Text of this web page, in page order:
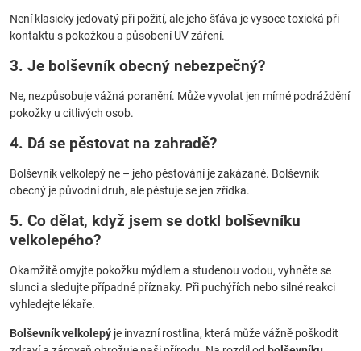
Není klasicky jedovatý při požití, ale jeho šťáva je vysoce toxická při
kontaktu s pokožkou a působení UV záření.
3. Je bolševník obecný nebezpečný?
Ne, nezpůsobuje vážná poranění. Může vyvolat jen mírné podráždění
pokožky u citlivých osob.
4. Dá se pěstovat na zahradě?
Bolševník velkolepý ne – jeho pěstování je zakázané. Bolševník
obecný je původní druh, ale pěstuje se jen zřídka.
5. Co dělat, když jsem se dotkl bolševníku
velkolepého?
Okamžitě omyjte pokožku mýdlem a studenou vodou, vyhněte se
slunci a sledujte případné příznaky. Při puchýřích nebo silné reakci
vyhledejte lékaře.
Bolševník velkolepý je invazní rostlina, která může vážně poškodit